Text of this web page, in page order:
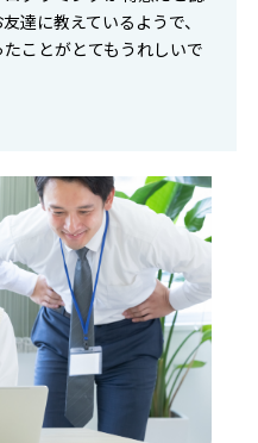
達に教えているようで、
ことがとてもうれしいで